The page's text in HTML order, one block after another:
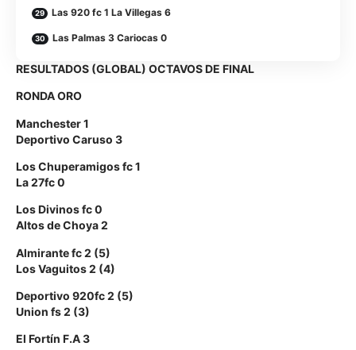
Las 920 fc 1 La Villegas 6
Las Palmas 3 Cariocas 0
RESULTADOS (GLOBAL) OCTAVOS DE FINAL
RONDA ORO
Manchester 1
Deportivo Caruso 3
Los Chuperamigos fc 1
La 27fc 0
Los Divinos fc 0
Altos de Choya 2
Almirante fc 2 (5)
Los Vaguitos 2 (4)
Deportivo 920fc 2 (5)
Union fs 2 (3)
El Fortín F.A 3